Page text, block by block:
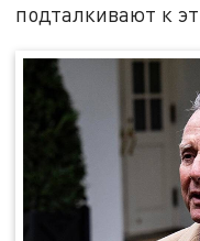
подталкивают к